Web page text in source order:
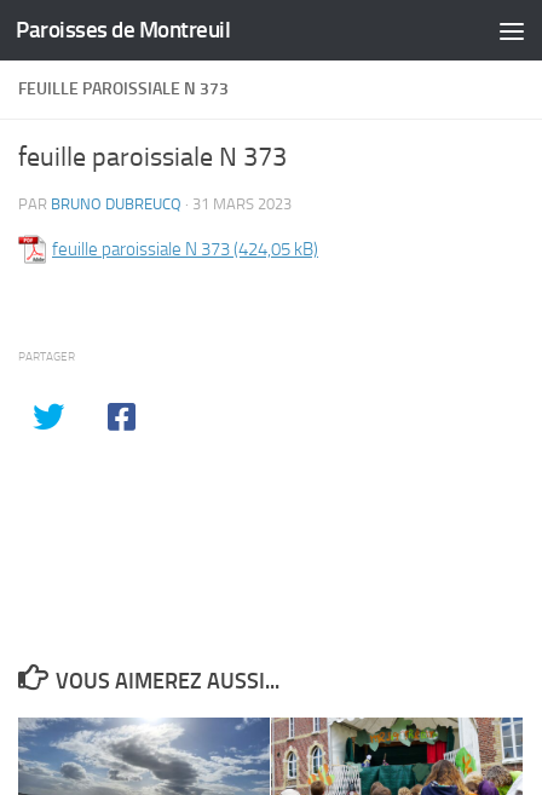
Skip to content
Paroisses de Montreuil
FEUILLE PAROISSIALE N 373
feuille paroissiale N 373
PAR BRUNO DUBREUCQ · 31 MARS 2023
feuille paroissiale N 373
PARTAGER
VOUS AIMEREZ AUSSI...